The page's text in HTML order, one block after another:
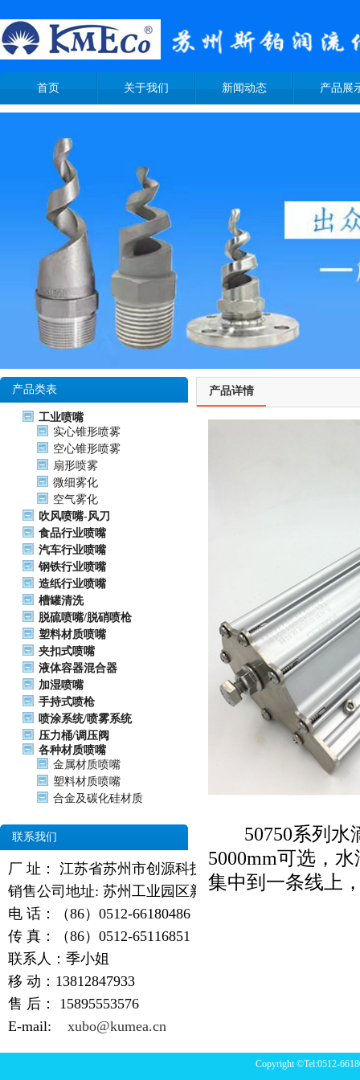
首页 关于我们 新闻动态 产品展
产品类表
工业喷嘴
实心锥形喷雾
空心锥形喷雾
扇形喷雾
微细雾化
空气雾化
吹风喷嘴-风刀
食品行业喷嘴
汽车行业喷嘴
钢铁行业喷嘴
造纸行业喷嘴
槽罐清洗
脱硫喷嘴/脱硝喷枪
塑料材质喷嘴
夹扣式喷嘴
液体容器混合器
加湿喷嘴
手持式喷枪
喷涂系统/喷雾系统
压力桶/调压阀
各种材质喷嘴
金属材质喷嘴
塑料材质喷嘴
合金及碳化硅材质
联系我们
厂 址： 江苏省苏州市创源科技园
销售公司地址: 苏州工业园区新天翔广场
电 话：（86）0512-66180486
传 真：（86）0512-65116851
联系人：季小姐
移 动：13812847933
售 后： 15895553576
E-mail: xubo@kumea.cn
产品详情
50750系列
5000mm可选，
集中到一条线上
Copyright ©Tel:0512-